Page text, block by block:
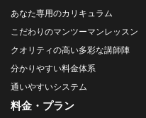
あなた専用のカリキュラム
こだわりのマンツーマンレッスン
クオリティの高い多彩な講師陣
分かりやすい料金体系
通いやすいシステム
料金・プラン